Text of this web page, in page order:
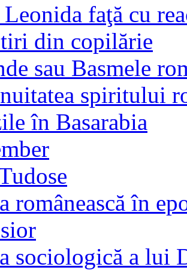
faţă cu
din copilărie
sau Basmele
spiritului
în Basarabia
românească în
sociologică a lui